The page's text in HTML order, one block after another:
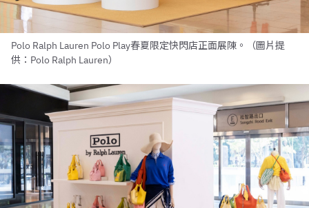
Polo Ralph Lauren Polo Play春夏限定快閃店正面展陳。（圖片提
供：Polo Ralph Lauren）